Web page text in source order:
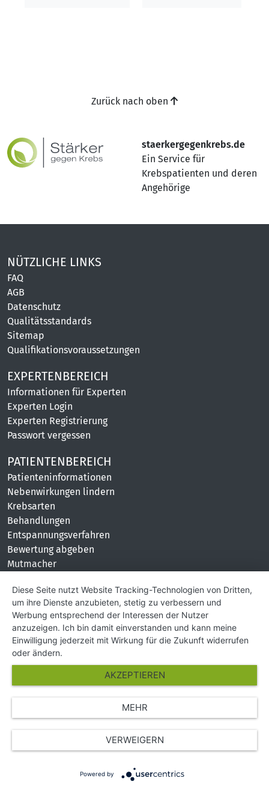
staerkergegenkrebs.de
Ein Service für
Krebspatienten und deren
Angehörige
Zurück nach oben
NÜTZLICHE LINKS
FAQ
AGB
Datenschutz
Qualitätsstandards
Sitemap
Qualifikationsvoraussetzungen
EXPERTENBEREICH
Informationen für Experten
Experten Login
Experten Registrierung
Passwort vergessen
PATIENTENBEREICH
Patienteninformationen
Nebenwirkungen lindern
Krebsarten
Behandlungen
Entspannungsverfahren
Bewertung abgeben
Mutmacher
KONTAKT
Impressum
Hilfe und Kontakt
Partner
Presse
Über Uns
© Copyright 2026 SGK Stärker gegen Krebs
Diese Seite nutzt Website Tracking-Technologien von Dritten,
um ihre Dienste anzubieten, stetig zu verbessern und
Werbung entsprechend der Interessen der Nutzer
anzuzeigen. Ich bin damit einverstanden und kann meine
Einwilligung jederzeit mit Wirkung für die Zukunft widerrufen
oder ändern.
VERWEIGERN
AKZEPTIEREN
MEHR
Powered by